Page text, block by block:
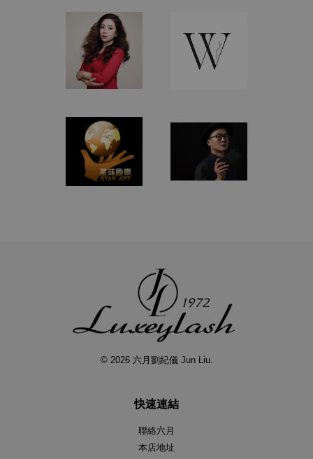
© 2026 六月劉紀儀 Jun Liu.
快速連結
聯絡六月
本店地址